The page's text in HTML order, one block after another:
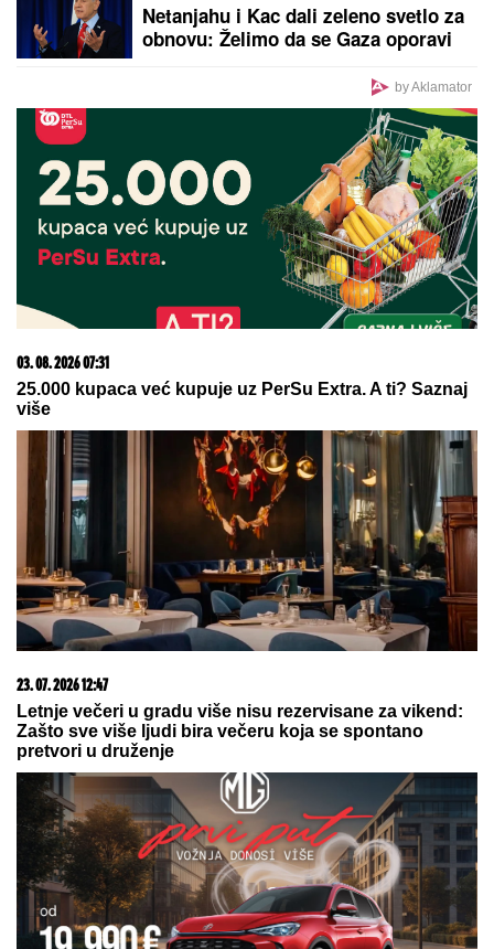
(VIDEO) TRUDNA ANITA DOVEZLA LUKU NA PINK
Strasno se grle i ljube u kolima, ne pušta ga: Blista
pred porođaj
(FOTO) BILA U KANDŽAMA DROGE,
promenila život iz korena, pa
pokazala kako sada izgleda: "Bez
filtera"